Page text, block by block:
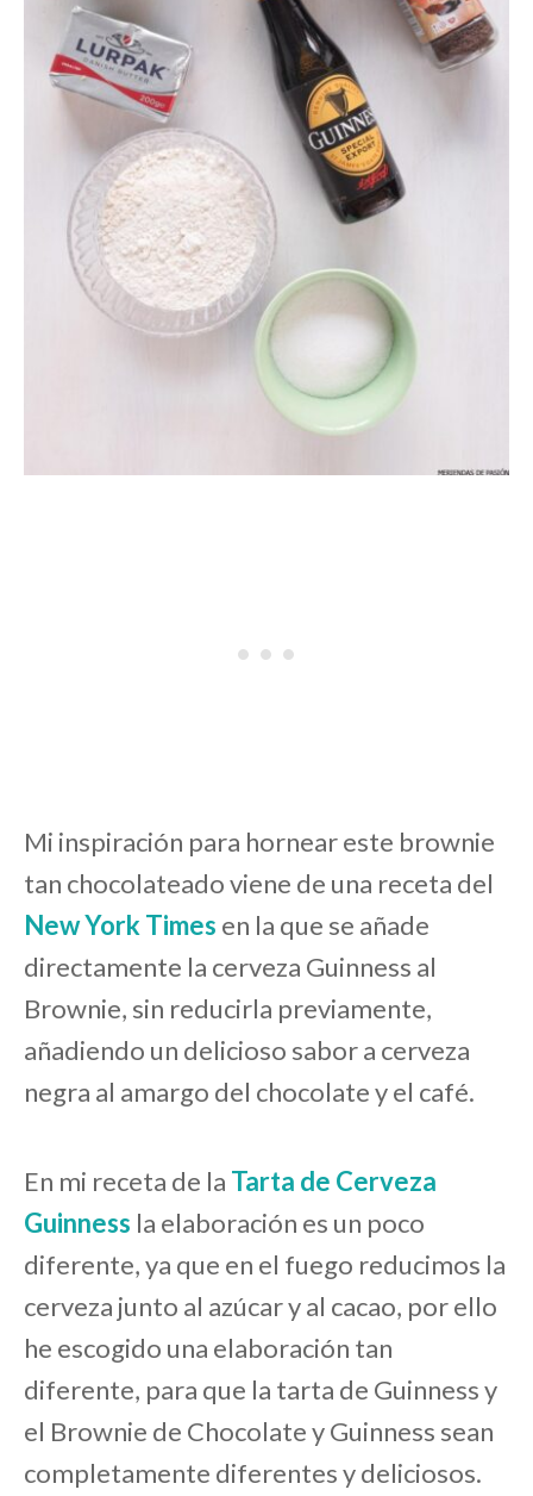
Mi inspiración para hornear este brownie
tan chocolateado viene de una receta del
New York Times en la que se añade
directamente la cerveza Guinness al
Brownie, sin reducirla previamente,
añadiendo un delicioso sabor a cerveza
negra al amargo del chocolate y el café.
En mi receta de la Tarta de Cerveza
Guinness la elaboración es un poco
diferente, ya que en el fuego reducimos la
cerveza junto al azúcar y al cacao, por ello
he escogido una elaboración tan
diferente, para que la tarta de Guinness y
el Brownie de Chocolate y Guinness sean
completamente diferentes y deliciosos.